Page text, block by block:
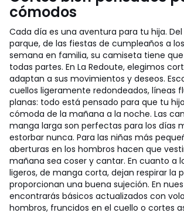
cómodos
Cada día es una aventura para tu hija.
parque, de las fiestas de cumpleaños a
semana en familia, su camiseta tiene
todas partes. En La Redoute, elegimos
adaptan a sus movimientos y deseos.
cuellos ligeramente redondeados, líneas
planas: todo está pensado para que tu
cómoda de la mañana a la noche. Las
manga larga son perfectas para los días
estorbar nunca. Para las niñas más
aberturas en los hombros hacen que
mañana sea coser y cantar. En cuanto a
ligeros, de manga corta, dejan respirar la
proporcionan una buena sujeción. En
encontrarás básicos actualizados con
hombros, fruncidos en el cuello o cortes